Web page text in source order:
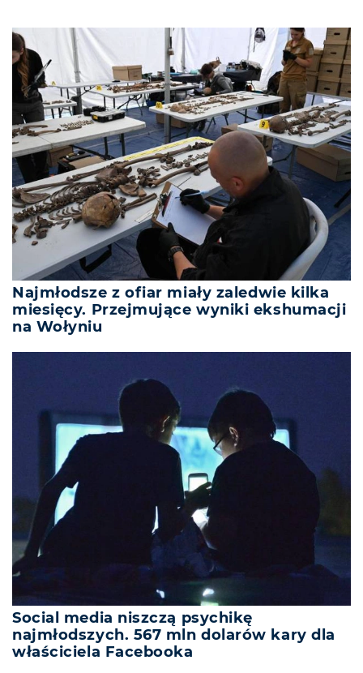
Najmłodsze z ofiar miały zaledwie kilka
miesięcy. Przejmujące wyniki ekshumacji
na Wołyniu
Social media niszczą psychikę
najmłodszych. 567 mln dolarów kary dla
właściciela Facebooka